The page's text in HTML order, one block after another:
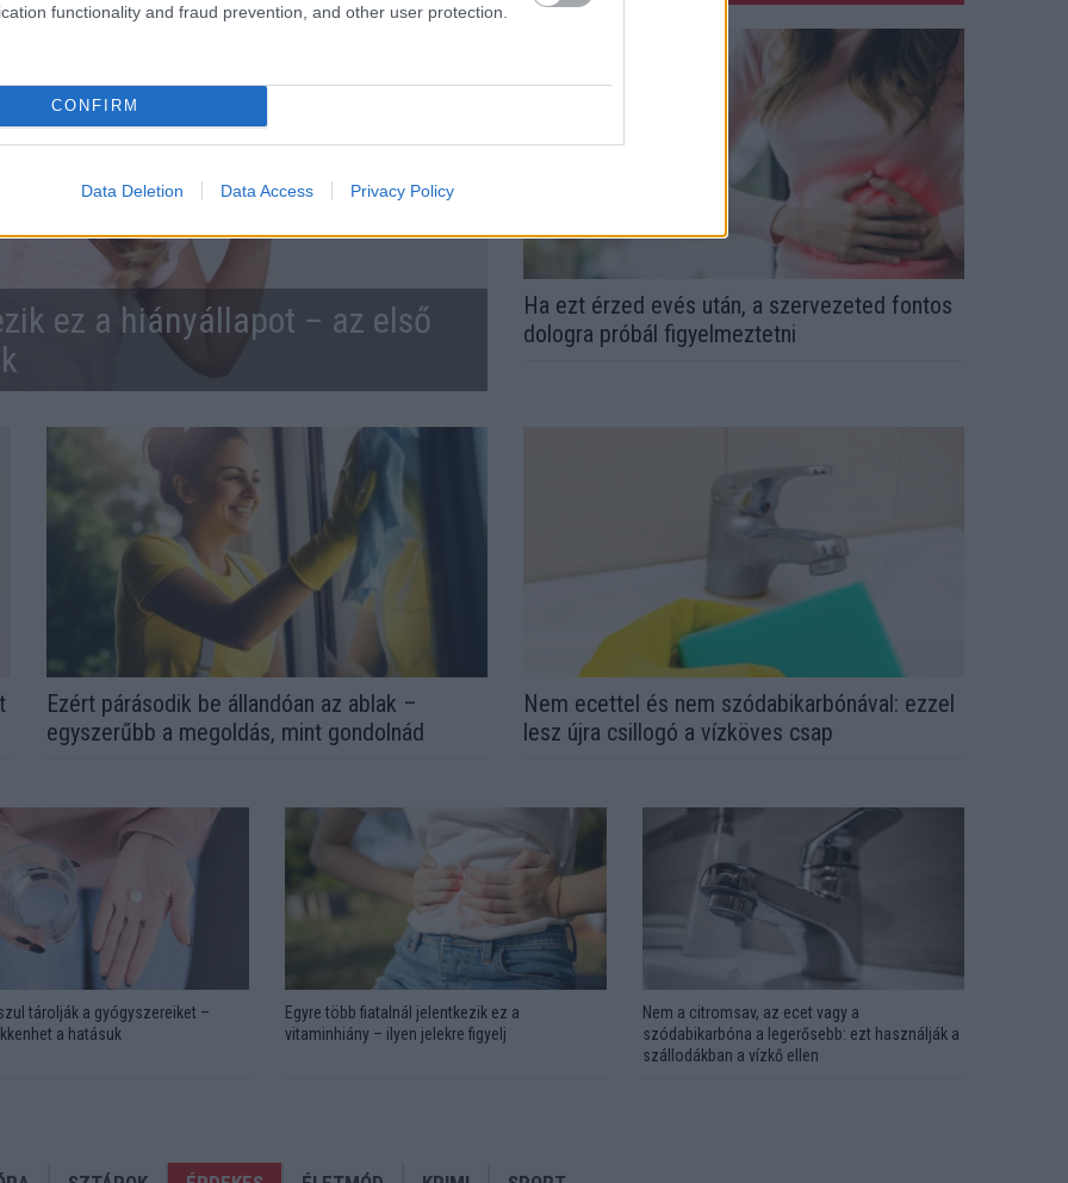
functionality and fraud prevention, and other user protection.
CONFIRM
Data Deletion Data Access Privacy Policy
ez a hiányállapot – az első
Ha ezt érzed evés után, a szervezeted fontos
dologra próbál figyelmeztetni
Ezért párásodik be állandóan az ablak –
egyszerűbb a megoldás, mint gondolnád
Nem ecettel és nem szódabikarbónával: ezzel
lesz újra csillogó a vízköves csap
tárolják a gyógyszereiket –
a hatásuk
Egyre több fiatalnál jelentkezik ez a
vitaminhiány – ilyen jelekre figyelj
Nem a citromsav, az ecet vagy a
szódabikarbóna a legerősebb: ezt használják a
szállodákban a vízkő ellen